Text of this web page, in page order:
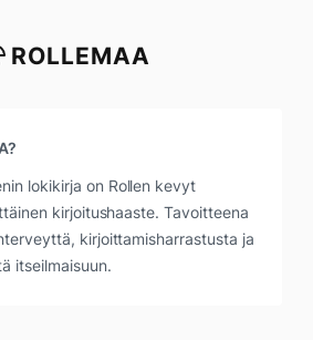
ROLLEMAA
lokikirja on Rollen kevyt
kirjoitushaaste. Tavoitteena
kirjoittamisharrastusta ja
itseilmaisuun.